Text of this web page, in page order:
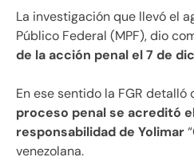
La investigación que llevó el
Público Federal (MPF), dio
de la acción penal el 7 de
En ese sentido la FGR
proceso penal se acreditó
responsabilidad de Yolimar
venezolana.